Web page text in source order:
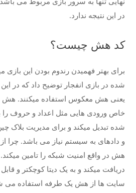
در این نتیجه ندارد.
کد هش چیست؟
برای بهتر فهمیدن رندوم بودن این بازی
یعنی هش معکوس استفاده میکنند. هش با
خاص ورودی هایی مثل اعداد و حروف را
شده تبدیل میکند و برای مدیریت بلاک
و دادهای به سیستم نیاز می باشد. چرا
هش در واقع امنیت شبکه را تامین میکند.
دریافت میکند و به یک دیتا کوچکتر و
سایت ها از هش یک طرفه استفاده می